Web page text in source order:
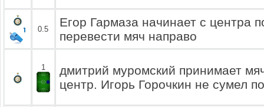
0.5
Егор Гармаза начинает с центра
перевести мяч направо
1
дмитрий муромский принимает
центр. Игорь Горочкин не сумел